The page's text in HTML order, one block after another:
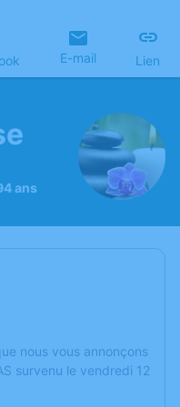
E-mail Lien
ans
nous vous annonçons
survenu le vendredi 12